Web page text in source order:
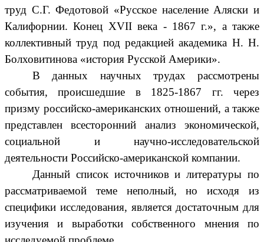
труд С.Г. Федотовой «Русское население Аляски и
Калифорнии. Конец XVII века - 1867 г.», а также
коллективный труд под редакцией академика Н. Н.
Болховитинова «история Русской Америки».
В данных научных трудах рассмотрены
события, происшедшие в 1825-1867 гг. через
призму российско-американских отношений, а также
представлен всесторонний анализ экономической,
социальной и научно-исследовательской
деятельности Российско-американской компании.
Данный список источников и литературы по
рассматриваемой теме неполный, но исходя из
специфики исследования, является достаточным для
изучения и выработки собственного мнения по